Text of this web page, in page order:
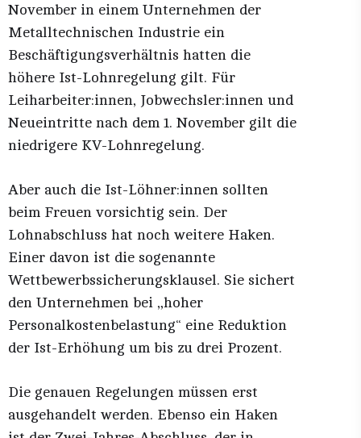
November in einem Unternehmen der
Metalltechnischen Industrie ein
Beschäftigungsverhältnis hatten die
höhere Ist-Lohnregelung gilt. Für
Leiharbeiter:innen, Jobwechsler:innen und
Neueintritte nach dem 1. November gilt die
niedrigere KV-Lohnregelung.
Aber auch die Ist-Löhner:innen sollten
beim Freuen vorsichtig sein. Der
Lohnabschluss hat noch weitere Haken.
Einer davon ist die sogenannte
Wettbewerbssicherungsklausel. Sie sichert
den Unternehmen bei „hoher
Personalkostenbelastung“ eine Reduktion
der Ist-Erhöhung um bis zu drei Prozent.
Die genauen Regelungen müssen erst
ausgehandelt werden. Ebenso ein Haken